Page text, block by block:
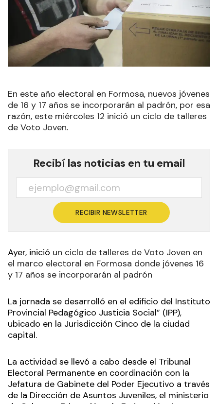
En este año electoral en Formosa, nuevos jóvenes
de 16 y 17 años se incorporarán al padrón, por esa
razón, este miércoles 12 inició un ciclo de talleres
de Voto Joven.
Recibí las noticias en tu email
RECIBIR NEWSLETTER
Ayer, inició un ciclo de talleres de Voto Joven en
el marco electoral en Formosa donde jóvenes 16
y 17 años se incorporarán al padrón
La jornada se desarrolló en el edificio del Instituto
Provincial Pedagógico Justicia Social” (IPP),
ubicado en la Jurisdicción Cinco de la ciudad
capital.
La actividad se llevó a cabo desde el Tribunal
Electoral Permanente en coordinación con la
Jefatura de Gabinete del Poder Ejecutivo a través
de la Dirección de Asuntos Juveniles, el ministerio